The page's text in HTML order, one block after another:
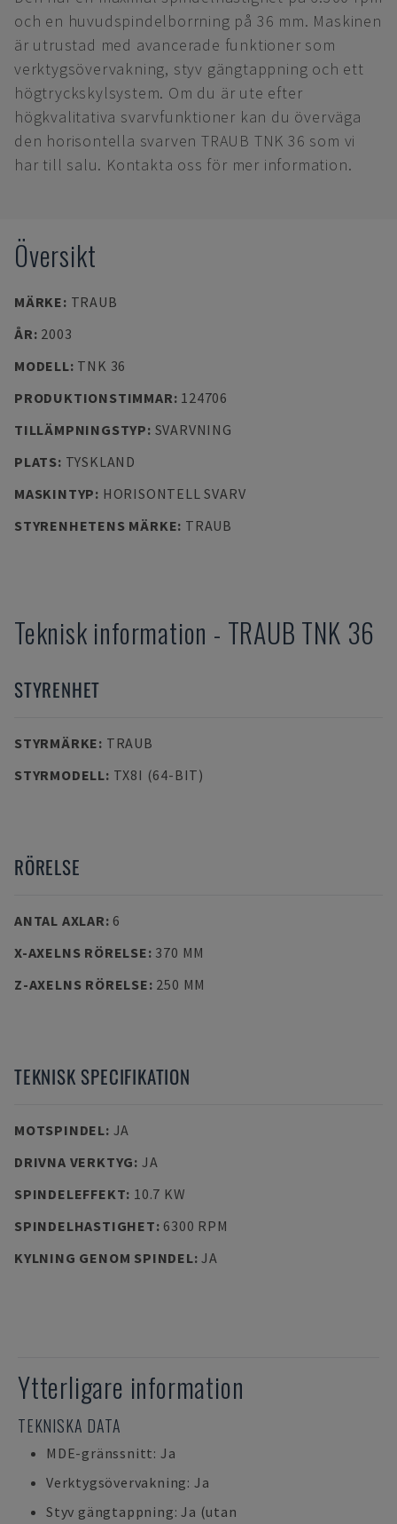
och en huvudspindelborrning på 36 mm. Maskinen
är utrustad med avancerade funktioner som
verktygsövervakning, styv gängtappning och ett
högtryckskylsystem. Om du är ute efter
högkvalitativa svarvfunktioner kan du överväga
den horisontella svarven TRAUB TNK 36 som vi
har till salu. Kontakta oss för mer information.
Översikt
MÄRKE: TRAUB
ÅR: 2003
MODELL: TNK 36
PRODUKTIONSTIMMAR: 124706
TILLÄMPNINGSTYP: SVARVNING
PLATS: TYSKLAND
MASKINTYP: HORISONTELL SVARV
STYRENHETENS MÄRKE: TRAUB
Teknisk information - TRAUB TNK 36
STYRENHET
STYRMÄRKE: TRAUB
STYRMODELL: TX8I (64-BIT)
RÖRELSE
ANTAL AXLAR: 6
X-AXELNS RÖRELSE: 370 MM
Z-AXELNS RÖRELSE: 250 MM
TEKNISK SPECIFIKATION
MOTSPINDEL: JA
DRIVNA VERKTYG: JA
SPINDELEFFEKT: 10.7 KW
SPINDELHASTIGHET: 6300 RPM
KYLNING GENOM SPINDEL:JA
Ytterligare information
TEKNISKA DATA
MDE-gränssnitt: Ja
Verktygsövervakning: Ja
Styv gängtappning: Ja (utan